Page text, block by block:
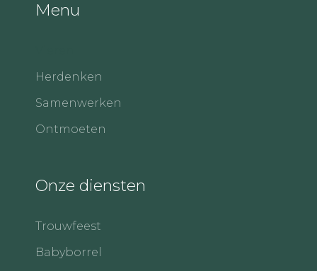
Menu
Herdenken
Samenwerken
Ontmoeten
Onze diensten
Trouwfeest
Babyborrel